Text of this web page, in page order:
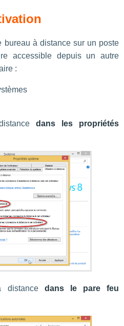
bureau à distance sur un poste
accessible depuis un autre
:
dans les propriétés
distance dans le pare feu